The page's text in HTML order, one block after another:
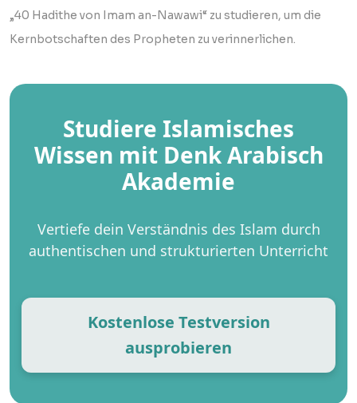
„40 Hadithe von Imam an-Nawawi“ zu studieren, um die
Kernbotschaften des Propheten zu verinnerlichen.
Studiere Islamisches
Wissen mit Denk Arabisch
Akademie
Vertiefe dein Verständnis des Islam durch
authentischen und strukturierten Unterricht
Kostenlose Testversion
ausprobieren